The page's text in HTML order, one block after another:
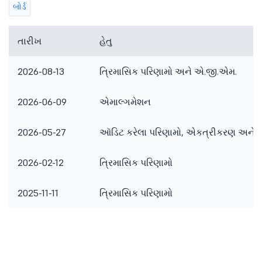
બોર્ડ
તારીખ હેતુ
2026-08-13 ત્રિમાસિક પરિણામો અને એ.જી.એમ.
2026-06-09 એમાલ્ગમેશન
2026-05-27 ઑડિટ કરેલા પરિણામો, એકત્રીકરણ
2026-02-12 ત્રિમાસિક પરિણામો
2025-11-11 ત્રિમાસિક પરિણામો